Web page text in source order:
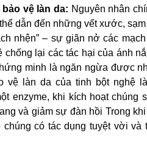
vệ làn da: Nguyên nhân
dẫn đến những vết xước,
nhện” – sự giãn nở các
chống lại các tác hại của ánh
minh là ngăn ngừa được
vệ làn da của tinh bột nghệ
enzyme, khi kích hoạt
và giảm sự đàn hồi Trong
có tác dụng tuyệt vời